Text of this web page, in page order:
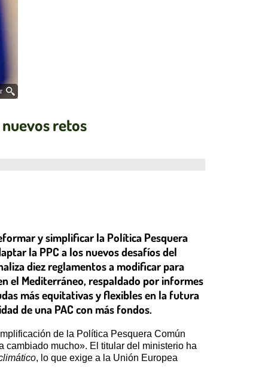
retos
y simplificar la Política Pesquera
la PPC a los nuevos desafíos del
diez reglamentos a modificar para
el Mediterráneo, respaldado por informes
más equitativas y flexibles en la futura
de una PAC con más fondos.
de la Política Pesquera Común
cambiado mucho». El titular del ministerio ha
, lo que exige a la Unión Europea